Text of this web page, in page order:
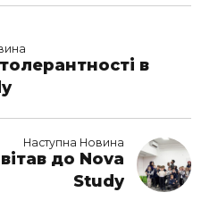
в
Наступна Новина
до Nova
Study